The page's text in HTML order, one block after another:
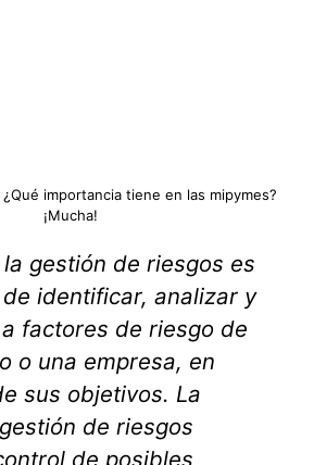
importancia tiene en las mipymes?
¡Mucha!
gestión de riesgos es
identificar, analizar y
factores de riesgo de
o una empresa, en
sus objetivos. La
de riesgos
de posibles